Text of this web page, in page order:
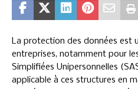
La protection des données est
entreprises, notamment pour
Simplifiées Unipersonnelles
applicable à ces structures en